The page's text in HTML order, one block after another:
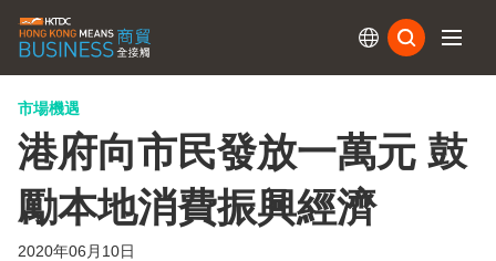
市場機遇
港府向市民發放一萬元 鼓
勵本地消費振興經濟
2020年06月10日